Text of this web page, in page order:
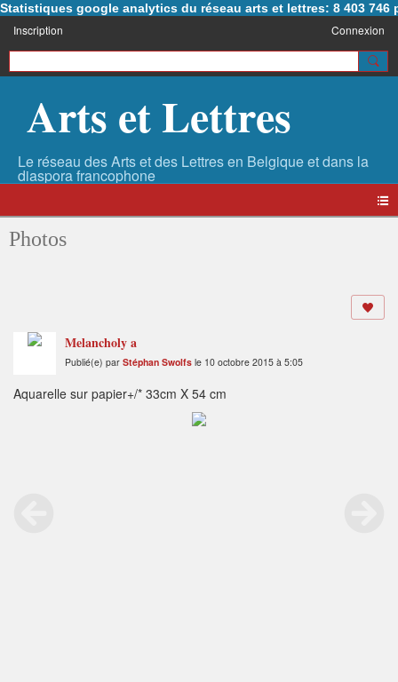
Statistiques google analytics du réseau arts et lettres: 8 403 746
Inscription Connexion
Arts et Lettres
Photos
Melancholy a
Publié(e) par Stéphan Swolfs le 10 octobre 2015 à 5:05
Aquarelle sur papier+/* 33cm X 54 cm